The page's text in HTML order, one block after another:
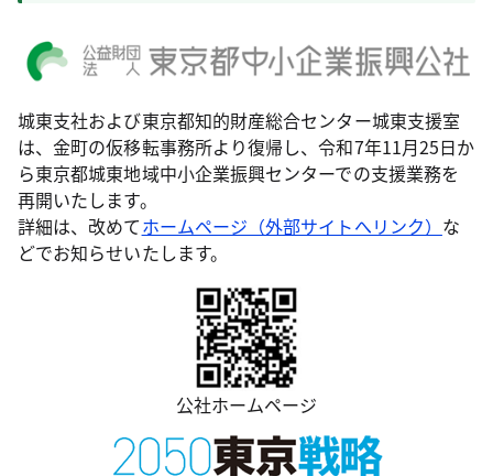
城東支社および東京都知的財産総合センター城東支援室
は、金町の仮移転事務所より復帰し、令和7年11月25日か
ら東京都城東地域中小企業振興センターでの支援業務を
再開いたします。
詳細は、改めてホームページ（外部サイトへリンク） な
どでお知らせいたします。
公社ホームページ